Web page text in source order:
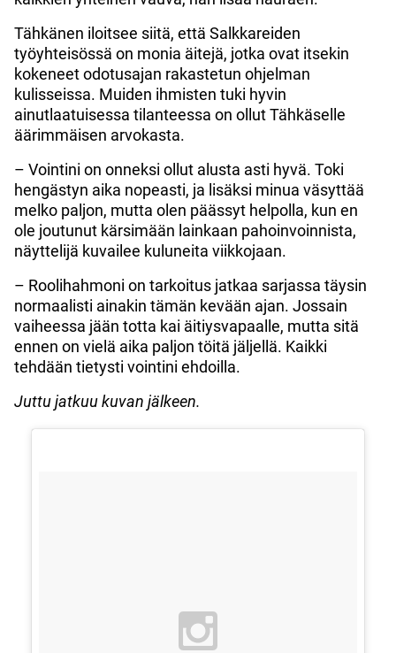
Tähkänen iloitsee siitä, että Salkkareiden
työyhteisössä on monia äitejä, jotka ovat itsekin
kokeneet odotusajan rakastetun ohjelman
kulisseissa. Muiden ihmisten tuki hyvin
ainutlaatuisessa tilanteessa on ollut Tähkäselle
äärimmäisen arvokasta.
– Vointini on onneksi ollut alusta asti hyvä. Toki
hengästyn aika nopeasti, ja lisäksi minua väsyttää
melko paljon, mutta olen päässyt helpolla, kun en
ole joutunut kärsimään lainkaan pahoinvoinnista,
näyttelijä kuvailee kuluneita viikkojaan.
– Roolihahmoni on tarkoitus jatkaa sarjassa täysin
normaalisti ainakin tämän kevään ajan. Jossain
vaiheessa jään totta kai äitiysvapaalle, mutta sitä
ennen on vielä aika paljon töitä jäljellä. Kaikki
tehdään tietysti vointini ehdoilla.
Juttu jatkuu kuvan jälkeen.